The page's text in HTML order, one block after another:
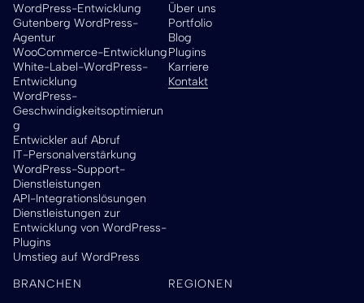
WordPress-Entwicklung
Gutenberg WordPress-
Agentur
WooCommerce-Entwicklung
White-Label-WordPress-
Entwicklung
WordPress-
Geschwindigkeitsoptimierun
g
Entwickler auf Abruf
IT-Personalverstärkung
WordPress-Support-
Dienstleistungen
API-Integrationslösungen
Dienstleistungen zur
Entwicklung von WordPress-
Plugins
Umstieg auf WordPress
Über uns
Portfolio
Blog
Plugins
Karriere
Kontakt
BRANCHEN REGIONEN